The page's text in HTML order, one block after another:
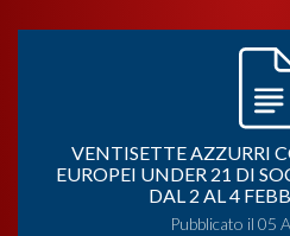
VENTISETTE AZZURRI
EUROPEI UNDER 21 DI
DAL 2 AL 4
Pubblicato il 05